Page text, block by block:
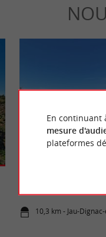
Le Phare de Richard :
10,3 km - Jau-
Culturelle
En continuant
mesure
plateformes